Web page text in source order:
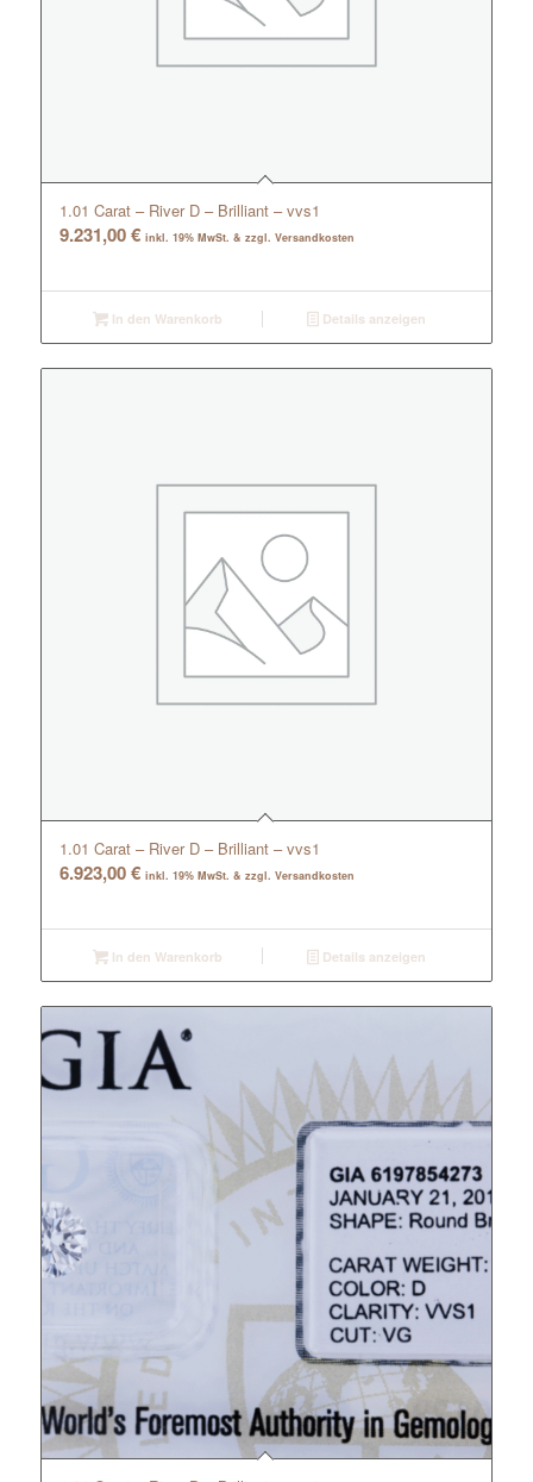
1.01 Carat – River D – Brilliant – vvs1
9.231,00€ inkl. 19% MwSt. & zzgl. Versandkosten
In den Warenkorb Details anzeigen
1.01 Carat – River D – Brilliant – vvs1
6.923,00€ inkl. 19% MwSt. & zzgl. Versandkosten
In den Warenkorb Details anzeigen